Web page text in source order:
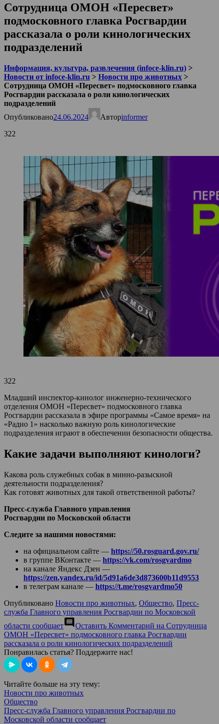
Сотрудница ОМОН «Пересвет»
подмосковного главка Росгвардии
рассказала о роли кинологических
подразделений
Информация, культура, развлечения (infoce-klin.ru) >
Новости от infoce-klin.ru > Новости про животных >
Сотрудница ОМОН «Пересвет» подмосковного главка
Росгвардии рассказала о роли кинологических
подразделений
Опубликовано24.06.2024 Авторinformer
322
322
Младший инспектор-кинолог инженерно-технического
отделения ОМОН «Пересвет» подмосковного главка
Росгвардии рассказала в эфире программы «Самое время» на
«Радио 1» насколько важную роль кинологические
подразделения играют в обеспечении безопасности общества.
Какие задачи выполняют кинологи?
Какова роль служебных собак в минно-разыскной
деятельности подразделения?
Как готовят животных для такой ответственной работы?
Пресс-служба Главного управления
Росгвардии по Московской области
Следите за нашими новостями:
на официальном сайте — https://50.rosguard.gov.ru/
в группе ВКонтакте — https://vk.com/rosgvardmo
на канале Яндекс Дзен —
https://zen.yandex.ru/id/5d91a6de3d873600b11d9553
в телеграм канале — https://t.me/rosgvardmo50
Опубликовано Новости про животных, Общество, Пресс-
служба Главного управления Росгвардии по Московской
области сообщаетcomment Оставить Комментарий на Сотрудница
ОМОН «Пересвет» подмосковного главка Росгвардии
рассказала о роли кинологических подразделений
Понравилась статья? Поддержите нас!
Читайте больше на эту тему:
Новости про животных
Общество
Пресс-служба Главного управления Росгвардии по
Московской области сообщает